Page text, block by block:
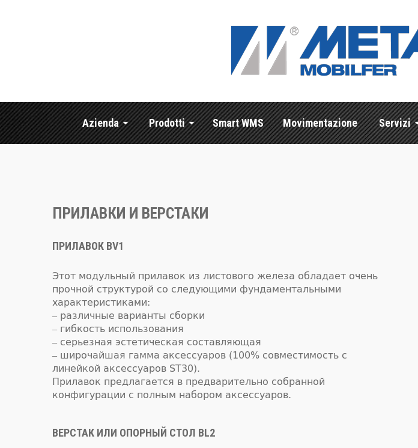
Azienda Prodotti Smart WMS Movimentazione Servizi
ПРИЛАВКИ И ВЕРСТАКИ
ПРИЛАВОК BV1
Этот модульный прилавок из листового железа обладает очень
прочной структурой со следующими фундаментальными
характеристиками:
– различные варианты сборки
– гибкость использования
– серьезная эстетическая составляющая
– широчайшая гамма аксессуаров (100% совместимость с
линейкой аксессуаров ST30).
Прилавок предлагается в предварительно собранной
конфигурации с полным набором аксессуаров.
ВЕРСТАК ИЛИ ОПОРНЫЙ СТОЛ BL2